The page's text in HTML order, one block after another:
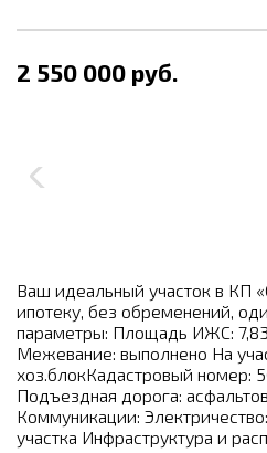
2 550 000 руб.
Ваш идеальный участок в КП
ипотеку, без обременений,
параметры: Площадь ИЖС:
Межевание: выполнено На
хоз.блокКадастровый номер:
Подъездная дорога:
Коммуникации:
участка Инфраструктура и